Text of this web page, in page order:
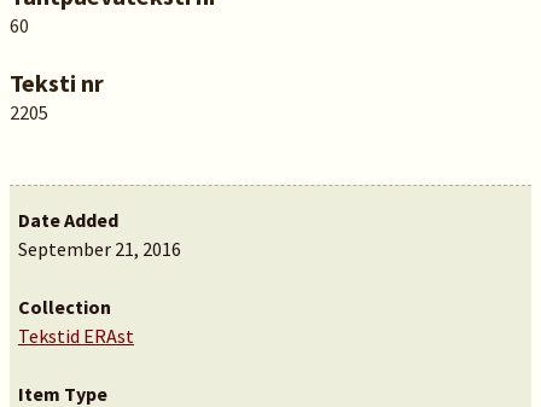
60
Teksti nr
2205
Date Added
September 21, 2016
Collection
Tekstid ERAst
Item Type